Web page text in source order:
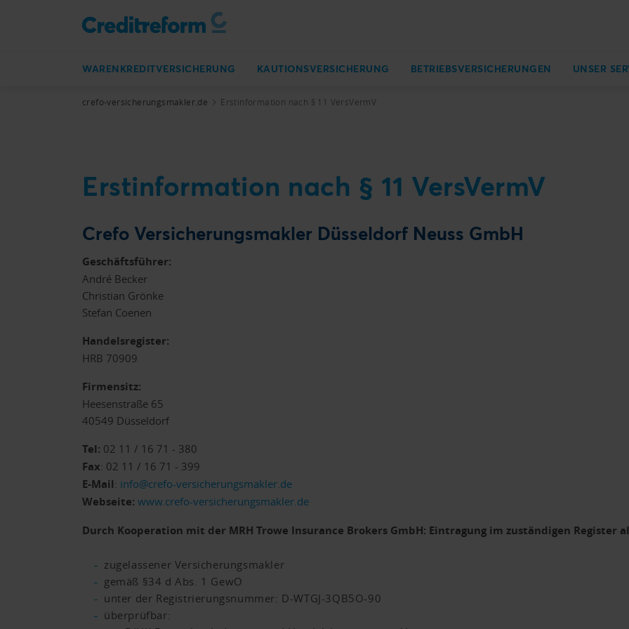
WARENKREDITVERSICHERUNG KAUTIONSVERSICHERUNG BETRIEBSVERSICHERUNGEN UNSER
crefo-versicherungsmakler.de Erstinformation nach § 11 VersVermV
Erstinformation nach § 11 VersVermV
Crefo Versicherungsmakler Düsseldorf Neuss GmbH
Geschäftsführer:
André Becker
Christian Grönke
Stefan Coenen
Handelsregister:
HRB 70909
Firmensitz:
Heesenstraße 65
40549 Düsseldorf
Tel: 02 11 / 16 71 - 380
Fax: 02 11 / 16 71 - 399
E-Mail: info@crefo-versicherungsmakler.de
Webseite: www.crefo-versicherungsmakler.de
Durch Kooperation mit der MRH Trowe Insurance Brokers GmbH: Eintragung im zuständigen Register
zugelassener Versicherungsmakler
gemäß §34 d Abs. 1 GewO
unter der Registrierungsnummer: D-WTGJ-3QB5O-90
überprüfbar: